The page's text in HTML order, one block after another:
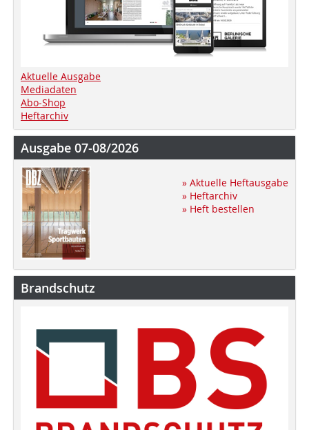
Aktuelle Ausgabe
Mediadaten
Abo-Shop
Heftarchiv
Ausgabe 07-08/2026
» Aktuelle Heftausgabe
» Heftarchiv
» Heft bestellen
Brandschutz